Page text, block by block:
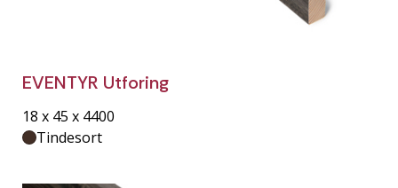
EVENTYR Utforing
18 x 45 x 4400
Tindesort